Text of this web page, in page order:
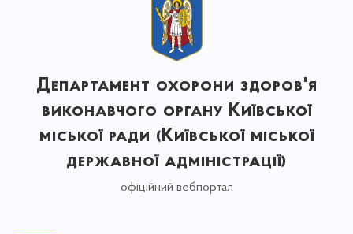
Департамент охорони здоров'я
виконавчого органу Київської
міської ради (Київської міської
державної адміністрації)
офіційний вебпортал